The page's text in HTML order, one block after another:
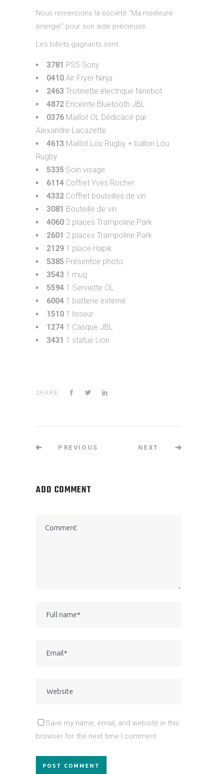
Nous remercions la société “Ma meilleure
énergie” pour son aide précieuse.
Les billets gagnants sont:
3781 PS5 Sony
0410 Air Fryer Ninja
2463 Trotinette électrique Ninebot
4872 Enceinte Bluetooth JBL
0376 Maillot OL Dédicacé par
Alexandre Lacazette
4613 Maillot Lou Rugby + ballon Lou
Rugby
5335 Soin visage
6114 Coffret Yves Rocher
4332 Coffret bouteilles de vin
3081 Bouteille de vin
4060 2 places Trampoline Park
2601 2 places Trampoline Park
2129 1 place Hapik
5385 Présentoir photo
3543 1 mug
5594 1 Serviette OL
6004 1 batterie externe
1510 1 lisseur
1274 1 Casque JBL
3431 1 statue Lion
SHARE:
PREVIOUS NEXT
ADD COMMENT
Save my name, email, and website in this
browser for the next time I comment.